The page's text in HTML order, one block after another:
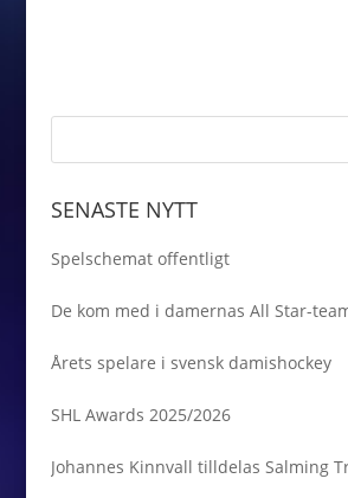
SENASTE NYTT
Spelschemat offentligt
De kom med i damernas All Star-
Årets spelare i svensk damishockey
SHL Awards 2025/2026
Johannes Kinnvall tilldelas Salming